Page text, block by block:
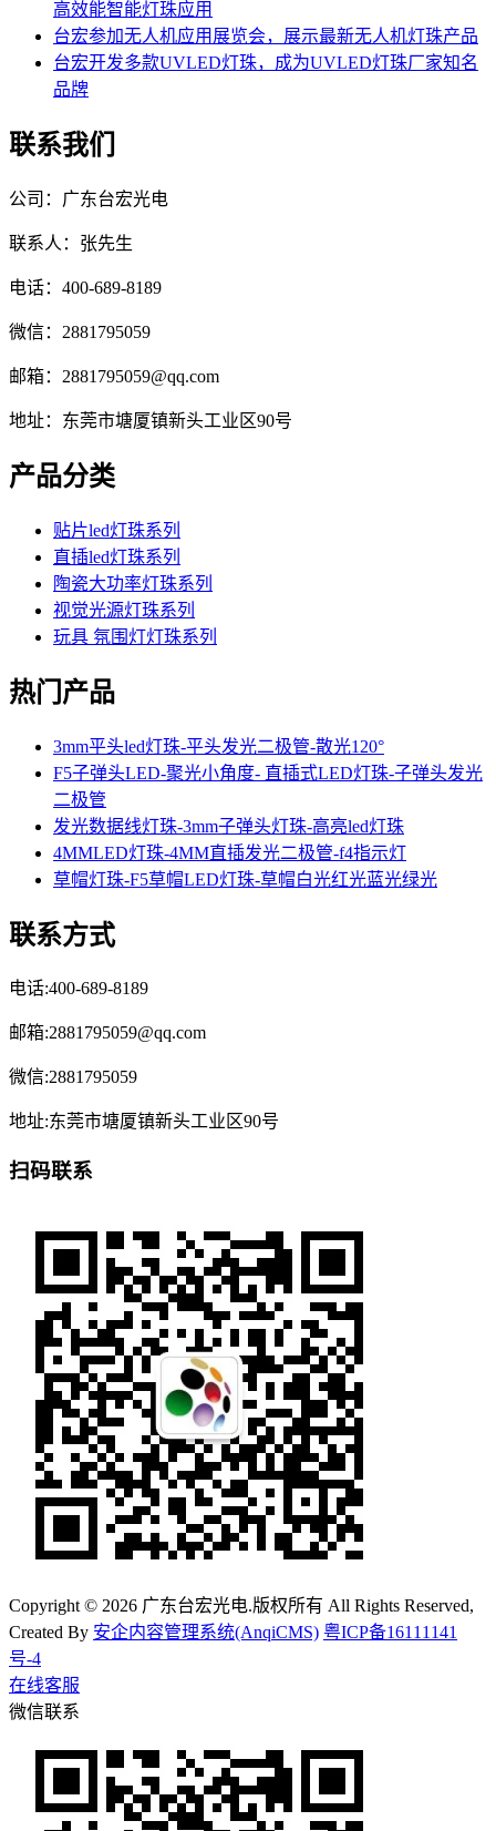
高效能智能灯珠应用
台宏参加无人机应用展览会，展示最新无人机灯珠产品
台宏开发多款UVLED灯珠，成为UVLED灯珠厂家知名
品牌
联系我们
公司：广东台宏光电
联系人：张先生
电话：400-689-8189
微信：2881795059
邮箱：2881795059@qq.com
地址：东莞市塘厦镇新头工业区90号
产品分类
贴片led灯珠系列
直插led灯珠系列
陶瓷大功率灯珠系列
视觉光源灯珠系列
玩具 氛围灯灯珠系列
热门产品
3mm平头led灯珠-平头发光二极管-散光120°
F5子弹头LED-聚光小角度- 直插式LED灯珠-子弹头发光
二极管
发光数据线灯珠-3mm子弹头灯珠-高亮led灯珠
4MMLED灯珠-4MM直插发光二极管-f4指示灯
草帽灯珠-F5草帽LED灯珠-草帽白光红光蓝光绿光
联系方式
电话:400-689-8189
邮箱:2881795059@qq.com
微信:2881795059
地址:东莞市塘厦镇新头工业区90号
扫码联系
Copyright © 2026 广东台宏光电.版权所有 All Rights Reserved,
Created By 安企内容管理系统(AnqiCMS) 粤ICP备16111141
号-4
在线客服
微信联系